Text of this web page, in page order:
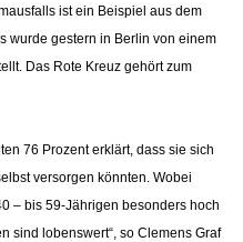
ist ein Beispiel aus dem
wurde gestern in Berlin von einem
Das Rote Kreuz gehört zum
76 Prozent erklärt, dass sie sich
versorgen könnten. Wobei
– bis 59-Jährigen besonders hoch
sind lobenswert“, so Clemens Graf